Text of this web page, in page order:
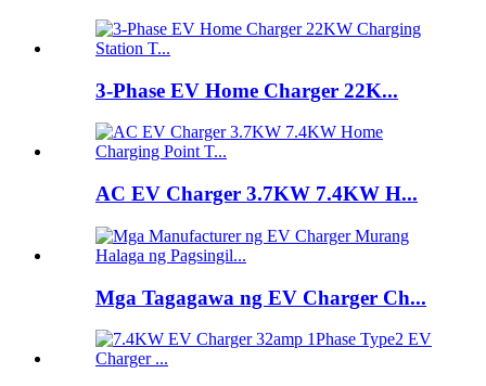
3-Phase EV Home Charger 22K...
AC EV Charger 3.7KW 7.4KW H...
Mga Tagagawa ng EV Charger Ch...